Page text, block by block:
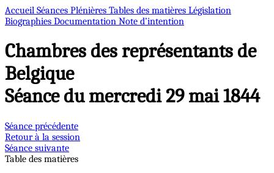
Accueil Séances Plénières Tables des matières Législation
Biographies Documentation Note d’intention
Chambres des représentants de
Belgique
Séance du mercredi 29 mai 1844
Séance précédente
Retour à la session
Séance suivante
Table des matières